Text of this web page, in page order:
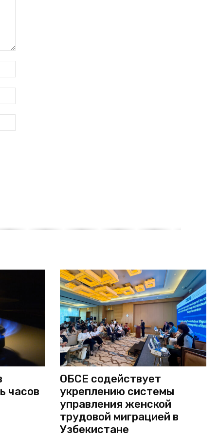
почта:*
Сайт:
часов
ОБСЕ содействует
укреплению системы
управления женской
трудовой миграцией в
Узбекистане